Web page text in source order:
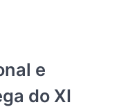
e
do XI